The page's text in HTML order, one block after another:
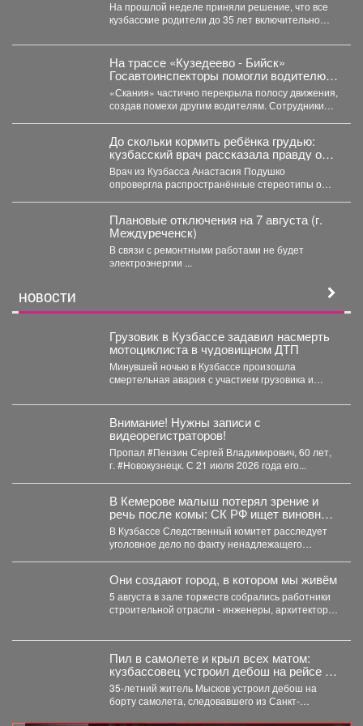
На прошлой неделе приняли решение, что все
кузбасские родители до 35 лет включительно
На трассе «Кузедеево - Бийск»
Госавтоинспекторы помогли водителю
застрявшего в кювете грузовика.
«Скания» частично перекрыла полосу движения,
создав помехи другим водителям. Сотрудники
До скольки кормить ребёнка грудью:
кузбасский врач рассказала правду о
лактации
Врач из Кузбасса Анастасия Подушко
опровергла распространённые стереотипы о
Плановые отключения на 7 августа (г.
Междуреченск)
В связи с ремонтными работами не будет
электроэнергии ...
НОВОСТИ
Грузовик в Кузбассе задавил насмерть
мотоциклиста в чудовищном ДТП
Минувшей ночью в Кузбассе произошла
смертельная авария с участием грузовика и
Внимание! Нужны записи с
видеорегистраторов!
Пропал #Пензин Сергей Владимирович, 60 лет,
г. #Новокузнецк. С 21 июля 2026 года его...
В Кемерове малыш потерял зрение и
речь после комы: СК РФ ищет виновных
в искалеченном детстве
В Кузбассе Следственный комитет расследует
уголовное дело по факту ненадлежащего
Они создают город, в котором мы живём
5 августа в зале торжеств собрались работники
строительной отрасли - инженеры, архитекторы,
Пил в самолете и крыл всех матом:
кузбассовец устроил дебош на рейсе из
Петербурга
35-летний житель Мысков устроил дебош на
борту самолета, следовавшего из Санкт-